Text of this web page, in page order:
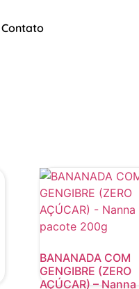
Contato
BANANADA COM
GENGIBRE (ZERO
AÇÚCAR) – Nanna